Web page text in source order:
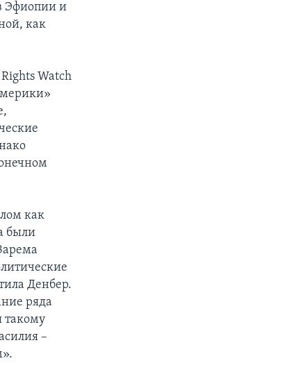
Эфиопии и
как
Watch
как
были
Денбер.
ряда
такому
–